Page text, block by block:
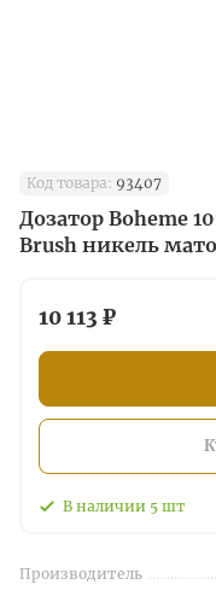
Код товара: 93407
Дозатор Boheme
Brush никель
10 113 ₽
В наличии 5 шт
Производитель